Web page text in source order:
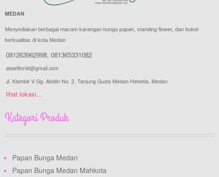
MEDAN
Menyediakan berbagai macam karangan bunga papan, standing flower, dan buket
berkualitas di kota Medan
081263962998, 081365331082
akselflorist@gmail.com
Jl. Klambir V Gg. Abidin No. 2, Tanjung Gusta Medan Helvetia, Medan
lihat lokasi...
Kategori Produk
Papan Bunga Medan
Papan Bunga Medan Mahkota